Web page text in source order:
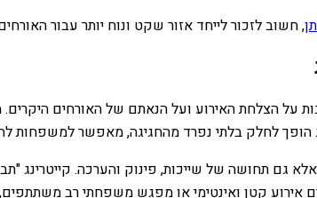
, חשוב לזכור לייחד אזור שקט ונוח יותר עבור
על הצלחת האירוע ועל הנאתם של האורחים
הופך לחלק בלתי נפרד מהחגיגה, מאפשר למשפחות
גם תחושה של שייכות, פינוק והערכה.
קטן ואינטימי או מפגש משפחתי רב